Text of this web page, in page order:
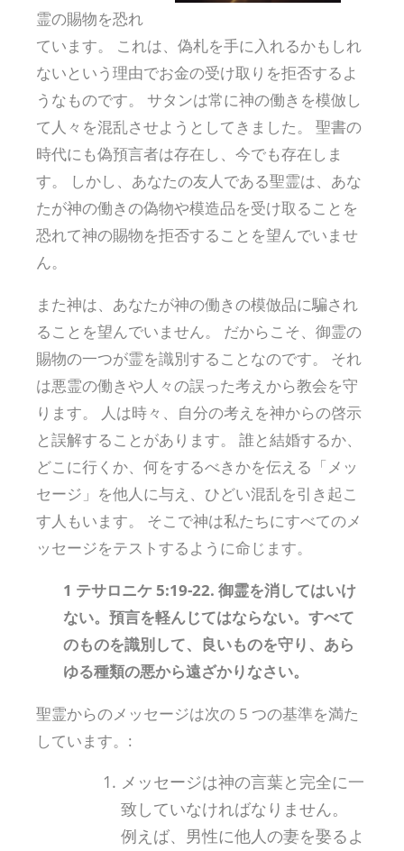
霊の賜物を恐れ
ています。 これは、偽札を手に入れるかもしれ
ないという理由でお金の受け取りを拒否するよ
うなものです。 サタンは常に神の働きを模倣し
て人々を混乱させようとしてきました。 聖書の
時代にも偽預言者は存在し、今でも存在しま
す。 しかし、あなたの友人である聖霊は、あな
たが神の働きの偽物や模造品を受け取ることを
恐れて神の賜物を拒否することを望んでいませ
ん。
また神は、あなたが神の働きの模倣品に騙され
ることを望んでいません。 だからこそ、御霊の
賜物の一つが霊を識別することなのです。 それ
は悪霊の働きや人々の誤った考えから教会を守
ります。 人は時々、自分の考えを神からの啓示
と誤解することがあります。 誰と結婚するか、
どこに行くか、何をするべきかを伝える「メッ
セージ」を他人に与え、ひどい混乱を引き起こ
す人もいます。 そこで神は私たちにすべてのメ
ッセージをテストするように命じます。
1 テサロニケ 5:19-22. 御霊を消してはいけ
ない。預言を軽んじてはならない。すべて
のものを識別して、良いものを守り、あら
ゆる種類の悪から遠ざかりなさい。
聖霊からのメッセージは次の 5 つの基準を満た
しています。:
メッセージは神の言葉と完全に一
致していなければなりません。
例えば、男性に他人の妻を娶るよ